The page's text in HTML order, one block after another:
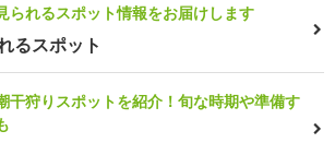
られるスポット情報をお届けします
るスポット
干狩りスポットを紹介！旬な時期や準備す